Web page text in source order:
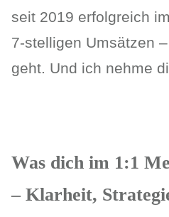
seit 2019 erfolgreich
7-stelligen Umsätzen
geht. Und ich nehme
Was dich im 1:1
– Klarheit,